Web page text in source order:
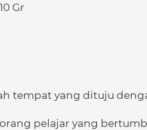
Gr
tempat yang dituju
pelajar yang